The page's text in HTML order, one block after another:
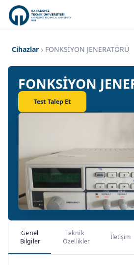
Cihazlar FONKSİYON JENERATÖRÜ
FONKSİYON
Test Talep Et
Genel
Bilgiler
Teknik
Özellikler
İletişim